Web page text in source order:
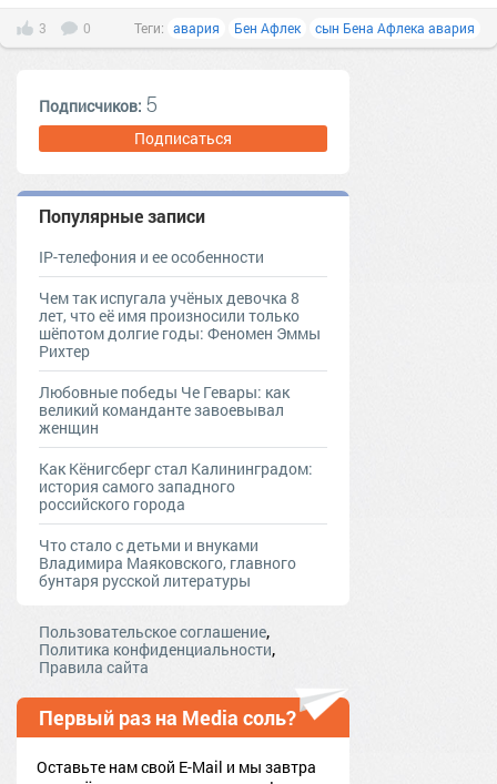
3 0 Теги: авария Бен Афлек сын Бена Афлека авария
Подписчиков: 5
Подписаться
Популярные записи
IP-телефония и ее особенности
Чем так испугала учёных девочка 8
лет, что её имя произносили только
шёпотом долгие годы: Феномен Эммы
Рихтер
Любовные победы Че Гевары: как
великий команданте завоевывал
женщин
Как Кёнигсберг стал Калининградом:
история самого западного
российского города
Что стало с детьми и внуками
Владимира Маяковского, главного
бунтаря русской литературы
Пользовательское соглашение,
Политика конфиденциальности,
Правила сайта
Первый раз на Media соль?
Оставьте нам свой E-Mail и мы завтра